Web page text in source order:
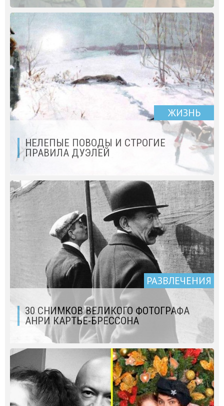
ЖИЗНЬ
НЕЛЕПЫЕ ПОВОДЫ И СТРОГИЕ
ПРАВИЛА ДУЭЛЕЙ
РАЗВЛЕЧЕНИЯ
30 СНИМКОВ ВЕЛИКОГО ФОТОГРАФА
АНРИ КАРТЬЕ-БРЕССОНА